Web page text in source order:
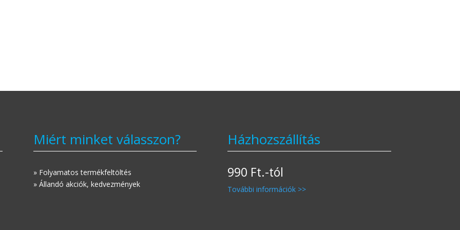
Miért minket válasszon?
» Folyamatos termékfeltöltés
» Állandó akciók, kedvezmények
Házhozszállítás
990 Ft.-tól
További információk >>